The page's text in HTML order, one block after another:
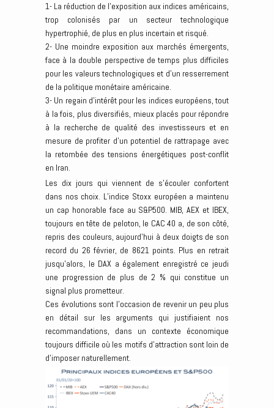
1- La réduction de l’exposition aux indices américains,
trop colonisés par un secteur technologique
hypertrophié, de plus en plus incertain et risqué.
2- Une moindre exposition aux marchés émergents,
face à la double perspective de temps plus difficiles
pour les valeurs technologiques et d’un resserrement
de la politique monétaire américaine.
3- Un regain d’intérêt pour les indices européens, tout
à la fois, plus diversifiés, mieux placés pour répondre
à la recherche de qualité des investisseurs et en
mesure de profiter d’un potentiel de rattrapage avec
la retombée des tensions énergétiques post-conflit
en Iran.
Les dix jours qui viennent de s’écouler confortent
dans nos choix. L’indice Stoxx européen a maintenu
un cap honorable face au S&P500. MIB, AEX et IBEX,
toujours en tête de peloton, le CAC 40 a, de son côté,
repris des couleurs, aujourd’hui à deux doigts de son
record du 26 février, de 8621 points. Plus en retrait
jusqu’alors, le DAX a également enregistré ce jeudi
une progression de plus de 2 % qui constitue un
signal plus prometteur.
Ces évolutions sont l’occasion de revenir un peu plus
en détail sur les arguments qui justifiaient nos
recommandations, dans un contexte économique
toujours difficile où les motifs d’attraction sont loin de
d’imposer naturellement.